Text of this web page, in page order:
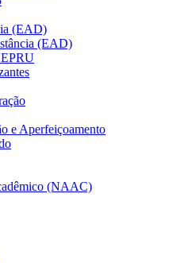
(EAD)
(EAD)
e Aperfeiçoamento
(NAAC)